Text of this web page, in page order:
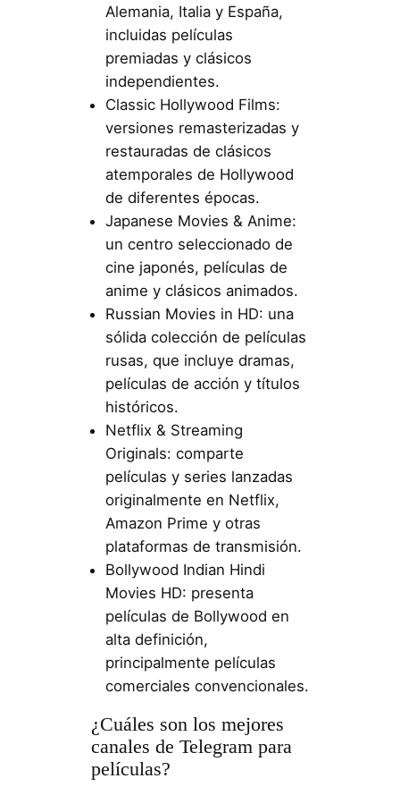
Alemania, Italia y España,
incluidas películas
premiadas y clásicos
independientes.
Classic Hollywood Films:
versiones remasterizadas y
restauradas de clásicos
atemporales de Hollywood
de diferentes épocas.
Japanese Movies & Anime:
un centro seleccionado de
cine japonés, películas de
anime y clásicos animados.
Russian Movies in HD: una
sólida colección de películas
rusas, que incluye dramas,
películas de acción y títulos
históricos.
Netflix & Streaming
Originals: comparte
películas y series lanzadas
originalmente en Netflix,
Amazon Prime y otras
plataformas de transmisión.
Bollywood Indian Hindi
Movies HD: presenta
películas de Bollywood en
alta definición,
principalmente películas
comerciales convencionales.
¿Cuáles son los mejores
canales de Telegram para
películas?